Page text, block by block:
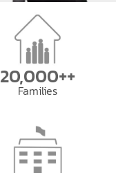
20,000++
Families